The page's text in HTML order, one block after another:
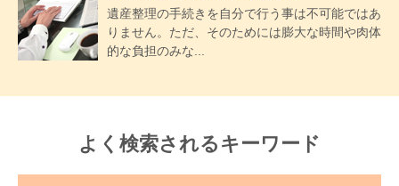
遺産整理の手続きを自分で行う事は不可能ではあ
りません。ただ、そのためには膨大な時間や肉体
的な負担のみな...
よく検索されるキーワード